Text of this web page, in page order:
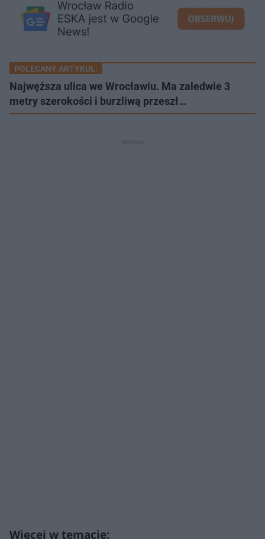
POLECANY ARTYKUŁ:
Najwęższa ulica we Wrocławiu. Ma zaledwie 3
metry szerokości i burzliwą przeszł…